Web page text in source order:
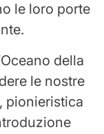
le loro porte
della
le nostre
pionieristica